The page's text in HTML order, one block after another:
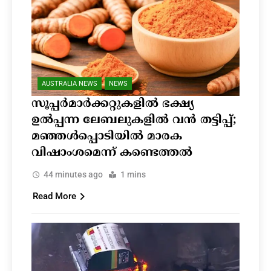
AUSTRALIA NEWS NEWS
സൂപ്പർമാർക്കറ്റുകളിൽ ഭക്ഷ്യ
ഉൽപ്പന്ന ലേബലുകളിൽ വൻ തട്ടിപ്പ്;
മഞ്ഞൾപ്പൊടിയിൽ മാരക
വിഷാംശമെന്ന് കണ്ടെത്തൽ
44 minutes ago 1 mins
Read More